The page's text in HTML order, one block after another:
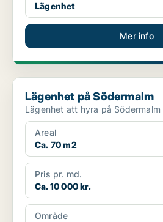
Lägenhet
Mer info
Lägenhet på Södermalm
Lägenhet på Södermalm
Areal
Ca. 70 m2
Pris pr. md.
Ca. 10 000 kr.
Område